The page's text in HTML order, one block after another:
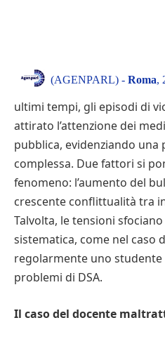
(AGENPARL) - Roma,
ultimi tempi, gli episodi di
attirato l’attenzione dei
pubblica, evidenziando una
complessa. Due fattori si
fenomeno: l’aumento del
crescente conflittualità tra
Talvolta, le tensioni
sistematica, come nel caso
regolarmente uno
problemi di DSA.
Il caso del docente